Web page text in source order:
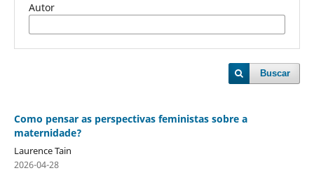
Autor
Buscar
Como pensar as perspectivas feministas sobre a
maternidade?
Laurence Tain
2026-04-28